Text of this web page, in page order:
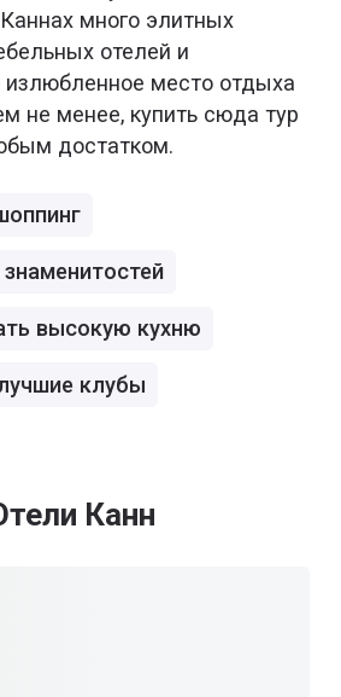
много элитных
отелей и
излюбленное место отдыха
не менее, купить сюда тур
достатком.
высокую кухню
клубы
Канн